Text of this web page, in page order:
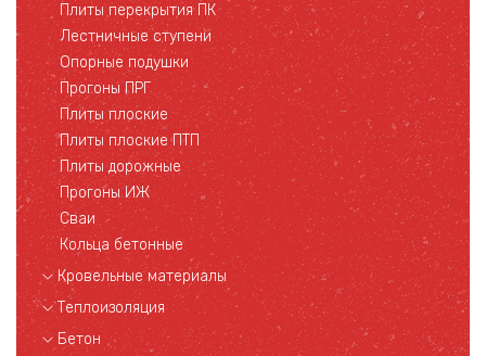
Плиты перекрытия ПК
Лестничные ступени
Опорные подушки
Прогоны ПРГ
Плиты плоские
Плиты плоские ПТП
Плиты дорожные
Прогоны ИЖ
Сваи
Кольца бетонные
Кровельные материалы
Теплоизоляция
Бетон